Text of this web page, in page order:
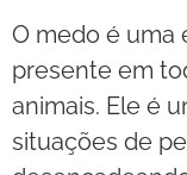
O medo é uma
presente em
animais. Ele é
situações de